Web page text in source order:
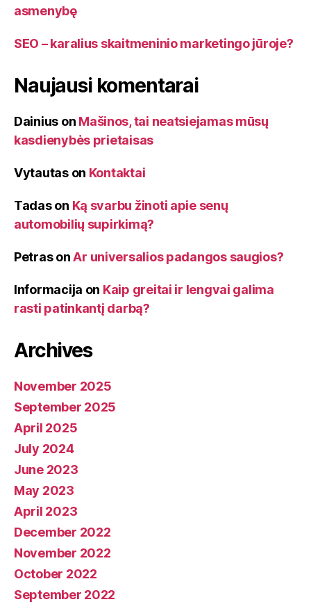
asmenybę
SEO – karalius skaitmeninio marketingo jūroje?
Naujausi komentarai
Dainius on Mašinos, tai neatsiejamas mūsų
kasdienybės prietaisas
Vytautason Kontaktai
Tadason Ką svarbu žinoti apie senų
automobilių supirkimą?
PetrasonAr universalios padangos saugios?
Informacija on Kaip greitai ir lengvai galima
rasti patinkantį darbą?
Archives
November 2025
September 2025
April 2025
July 2024
June 2023
May 2023
April 2023
December 2022
November 2022
October 2022
September 2022